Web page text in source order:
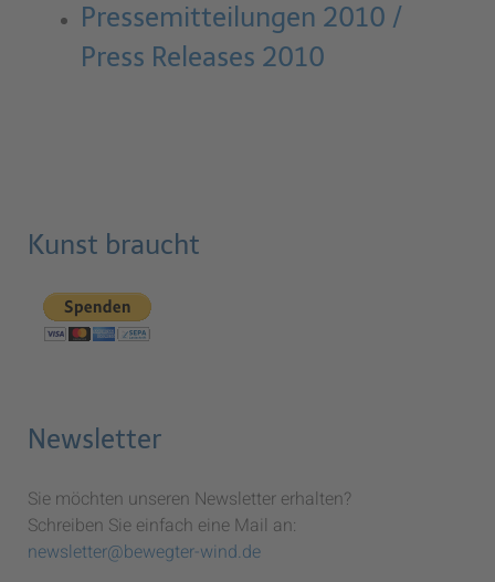
Pressemitteilungen 2010 /
Press Releases 2010
Kunst braucht
Newsletter
Sie möchten unseren Newsletter erhalten?
Schreiben Sie einfach eine Mail an:
newsletter@bewegter-wind.de